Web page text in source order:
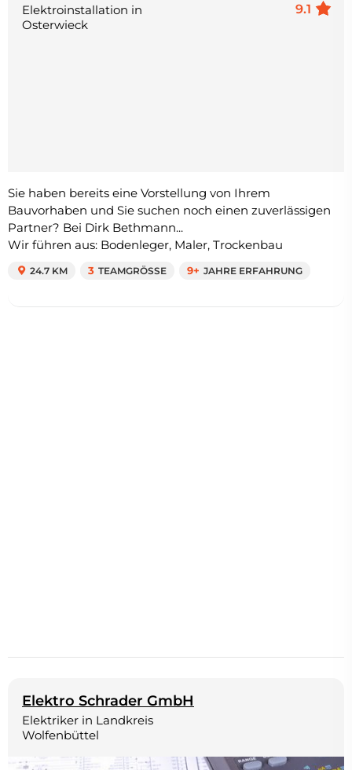
9.1
Elektroinstallation in
Osterwieck
Sie haben bereits eine Vorstellung von Ihrem
Bauvorhaben und Sie suchen noch einen zuverlässigen
Partner? Bei Dirk Bethmann...
Wir führen aus: Bodenleger, Maler, Trockenbau
24.7 KM 3 TEAMGRÖSSE 9+ JAHRE ERFAHRUNG
Elektro Schrader GmbH
Elektriker in Landkreis
Wolfenbüttel